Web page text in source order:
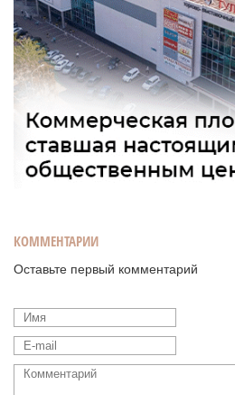
КОММЕНТАРИИ
Оставьте первый комментарий